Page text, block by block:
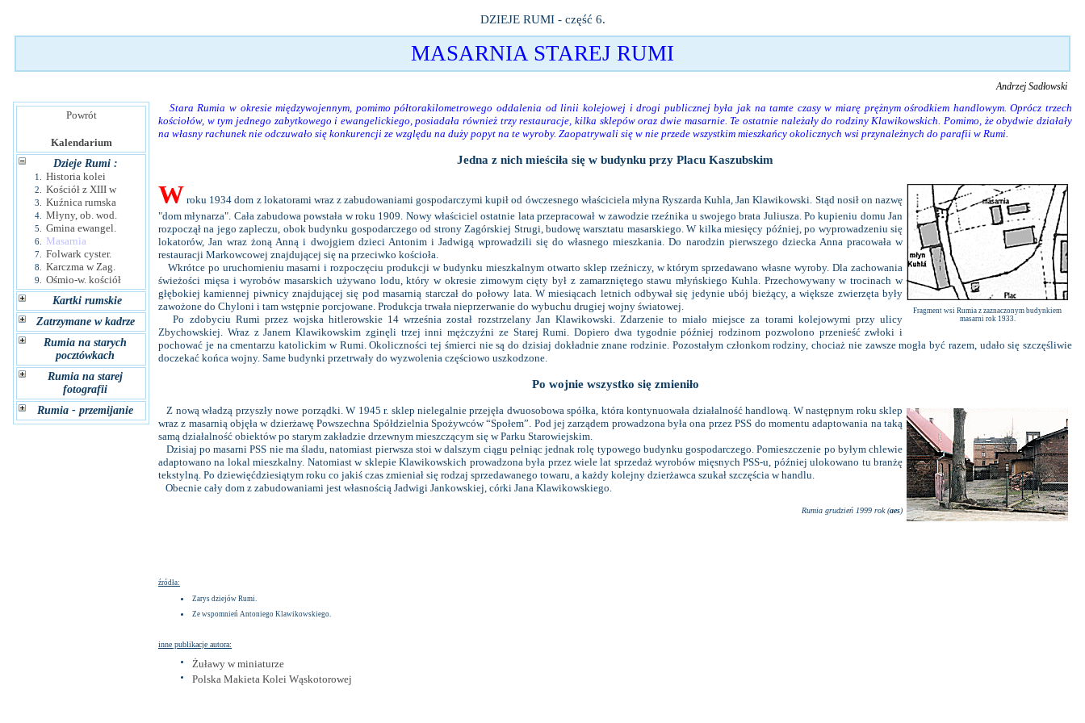
DZIEJE RUMI - część 6.
MASARNIA STAREJ RUMI
Andrzej Sadłowski
Powrót
Kalendarium
Dzieje Rumi :
1. Historia kolei
2. Kościół z XIII w
3. Kuźnica rumska
4. Młyny, ob. wod.
5. Gmina ewangel.
6. Masarnia
7. Folwark cyster.
8. Karczma w Zag.
9.
Ośmio-w. kościół
Kartki rumskie
Zatrzymane w kadrze
Rumia na starych
pocztówkach
Rumia na starej
fotografii
Rumia - przemijanie
Stara Rumia w okresie międzywojennym, pomimo półtorakilometrowego oddalenia od linii kolejowej i drogi publicznej była jak na tamte czasy w miarę prężnym ośrodkiem handlowym. Oprócz trzech
kościołów, w tym jednego zabytkowego i ewangelickiego, posiadała również trzy restauracje, kilka sklepów oraz dwie masarnie. Te ostatnie należały do rodziny Klawikowskich. Pomimo, że obydwie działały
na własny rachunek nie odczuwało się konkurencji ze względu na duży popyt na te wyroby. Zaopatrywali się w nie przede wszystkim mieszkańcy okolicznych wsi przynależnych do parafii w Rumi.
Jedna z nich mieściła się w budynku przy Placu Kaszubskim
Fragment wsi Rumia z zaznaczonym budynkiem
masarni rok 1933.
W roku 1934 dom z lokatorami wraz z zabudowaniami gospodarczymi kupił od ówczesnego właściciela młyna Ryszarda Kuhla, Jan Klawikowski. Stąd nosił on nazwę
"dom młynarza". Cała zabudowa powstała w roku 1909. Nowy właściciel ostatnie lata przepracował w zawodzie rzeźnika u swojego brata Juliusza. Po kupieniu domu Jan
rozpoczął na jego zapleczu, obok budynku gospodarczego od strony Zagórskiej Strugi, budowę warsztatu masarskiego. W kilka miesięcy później, po wyprowadzeniu się
lokatorów, Jan wraz żoną Anną i dwojgiem dzieci Antonim i Jadwigą wprowadzili się do własnego mieszkania. Do narodzin pierwszego dziecka Anna pracowała w
restauracji Markowcowej znajdującej się na przeciwko kościoła.
Wkrótce po uruchomieniu masarni i rozpoczęciu produkcji w budynku mieszkalnym otwarto sklep rzeźniczy, w którym sprzedawano własne wyroby. Dla zachowania
świeżości mięsa i wyrobów masarskich używano lodu, który w okresie zimowym cięty był z zamarzniętego stawu młyńskiego Kuhla. Przechowywany w trocinach w
głębokiej kamiennej piwnicy znajdującej się pod masarnią starczał do połowy lata. W miesiącach letnich odbywał się jedynie ubój bieżący, a większe zwierzęta były
zawożone do Chyloni i tam wstępnie porcjowane. Produkcja trwała nieprzerwanie do wybuchu drugiej wojny światowej.
Po zdobyciu Rumi przez wojska hitlerowskie 14 września został rozstrzelany Jan Klawikowski. Zdarzenie to miało miejsce za torami kolejowymi przy ulicy
Zbychowskiej. Wraz z Janem Klawikowskim zginęli trzej inni mężczyźni ze Starej Rumi. Dopiero dwa tygodnie później rodzinom pozwolono przenieść zwłoki i
pochować je na cmentarzu katolickim w Rumi. Okoliczności tej śmierci nie są do dzisiaj dokładnie znane rodzinie. Pozostałym członkom rodziny, chociaż nie zawsze mogła być razem, udało się szczęśliwie
doczekać końca wojny. Same budynki przetrwały do wyzwolenia częściowo uszkodzone.
Po wojnie wszystko się zmieniło
Z nową władzą przyszły nowe porządki. W 1945 r. sklep nielegalnie przejęła dwuosobowa spółka, która kontynuowała działalność handlową. W następnym roku sklep
wraz z masarnią objęła w dzierżawę Powszechna Spółdzielnia Spożywców “Społem”. Pod jej zarządem prowadzona była ona przez PSS do momentu adaptowania na taką
samą działalność obiektów po starym zakładzie drzewnym mieszczącym się w Parku Starowiejskim.
Dzisiaj po masarni PSS nie ma śladu, natomiast pierwsza stoi w dalszym ciągu pełniąc jednak rolę typowego budynku gospodarczego. Pomieszczenie po byłym chlewie
adaptowano na lokal mieszkalny. Natomiast w sklepie Klawikowskich prowadzona była przez wiele lat sprzedaż wyrobów mięsnych PSS-u, później ulokowano tu branżę
tekstylną. Po dziewięćdziesiątym roku co jakiś czas zmieniał się rodzaj sprzedawanego towaru, a każdy kolejny dzierżawca szukał szczęścia w handlu.
Obecnie cały dom z zabudowaniami jest własnością Jadwigi Jankowskiej, córki Jana Klawikowskiego.
Rumia grudzień 1999 rok (aes)
źródła:
Zarys dziejów Rumi.
Ze wspomnień Antoniego Klawikowskiego.
inne publikacje autora:
Żuławy w miniaturze
Polska Makieta Kolei Wąskotorowej